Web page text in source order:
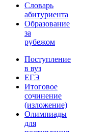
Словарь
абитуриента
Образование
за
рубежом
Поступление
в вуз
ЕГЭ
Итоговое
сочинение
(изложение)
Олимпиады
для